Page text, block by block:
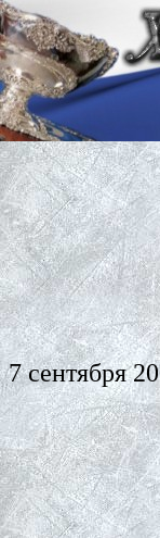
7 сентября